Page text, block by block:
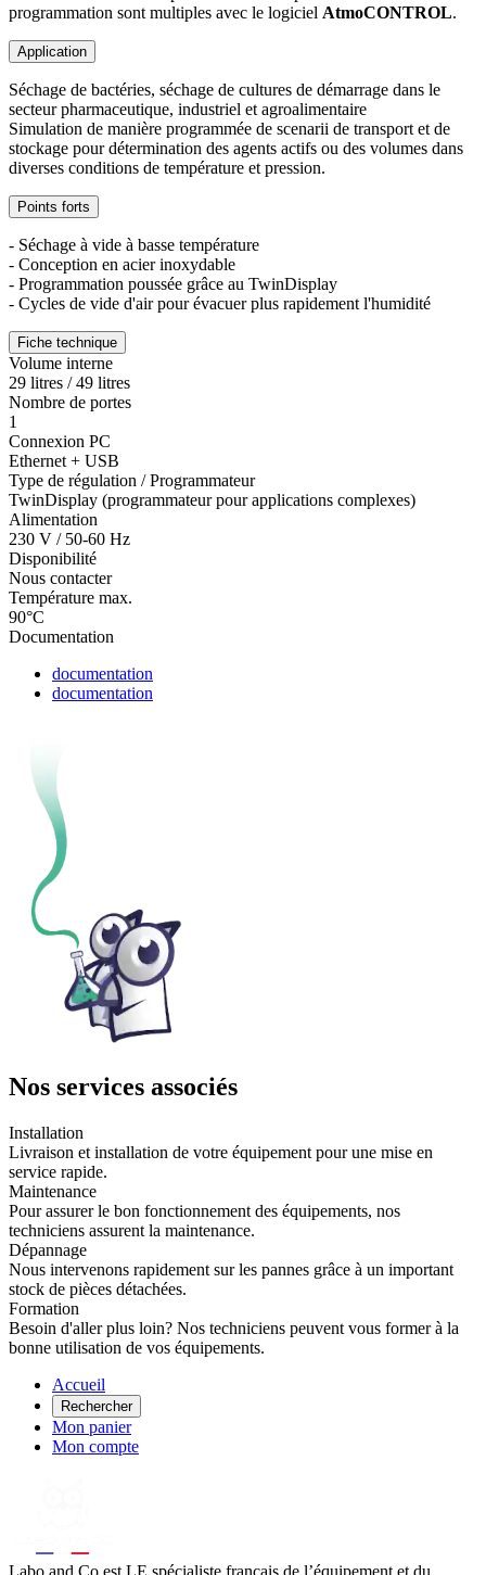
programmation sont multiples avec le logiciel AtmoCONTROL.
Application
Séchage de bactéries, séchage de cultures de démarrage dans le
secteur pharmaceutique, industriel et agroalimentaire
Simulation de manière programmée de scenarii de transport et de
stockage pour détermination des agents actifs ou des volumes dans
diverses conditions de température et pression.
Points forts
- Séchage à vide à basse température
- Conception en acier inoxydable
- Programmation poussée grâce au TwinDisplay
- Cycles de vide d'air pour évacuer plus rapidement l'humidité
Fiche technique
Volume interne
29 litres / 49 litres
Nombre de portes
1
Connexion PC
Ethernet + USB
Type de régulation / Programmateur
TwinDisplay (programmateur pour applications complexes)
Alimentation
230 V / 50-60 Hz
Disponibilité
Nous contacter
Température max.
90°C
Documentation
documentation
documentation
Nos services associés
Installation
Livraison et installation de votre équipement pour une mise en
service rapide.
Maintenance
Pour assurer le bon fonctionnement des équipements, nos
techniciens assurent la maintenance.
Dépannage
Nous intervenons rapidement sur les pannes grâce à un important
stock de pièces détachées.
Formation
Besoin d'aller plus loin? Nos techniciens peuvent vous former à la
bonne utilisation de vos équipements.
Accueil
Rechercher
Mon panier
Mon compte
Labo and Co est LE spécialiste français de l’équipement et du